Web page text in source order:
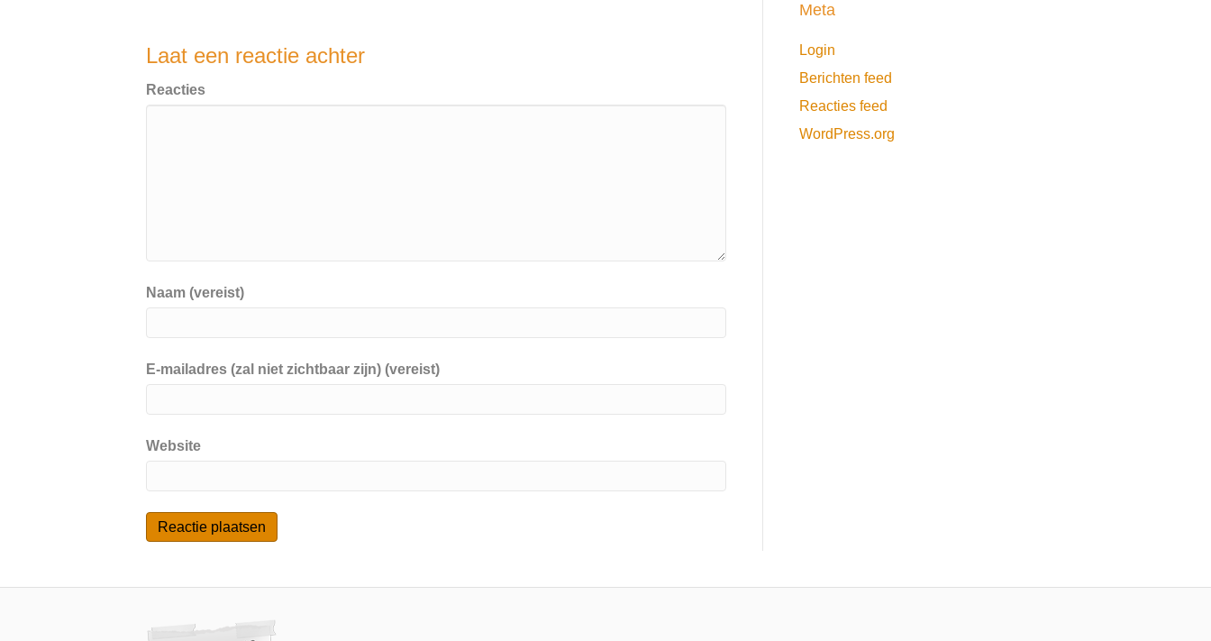
Laat een reactie achter
Reacties
Naam (vereist)
E-mailadres (zal niet zichtbaar zijn) (vereist)
Website
Meta
Login
Berichten feed
Reacties feed
WordPress.org